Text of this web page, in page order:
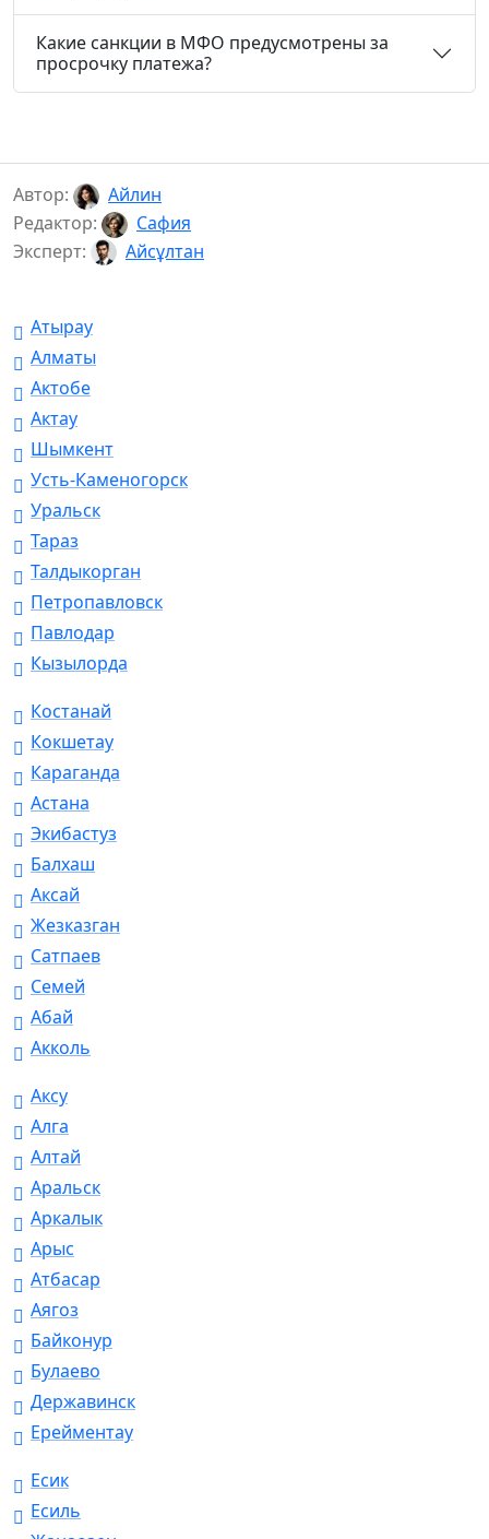
Какие санкции в МФО предусмотрены за
просрочку платежа?
Автор:
Айлин
Редактор:
Сафия
Эксперт:
Айсұлтан
Атырау
Алматы
Актобе
Актау
Шымкент
Усть-Каменогорск
Уральск
Тараз
Талдыкорган
Петропавловск
Павлодар
Кызылорда
Костанай
Кокшетау
Караганда
Астана
Экибастуз
Балхаш
Аксай
Жезказган
Сатпаев
Семей
Абай
Акколь
Аксу
Алга
Алтай
Аральск
Аркалык
Арыс
Атбасар
Аягоз
Байконур
Булаево
Державинск
Ерейментау
Есик
Есиль